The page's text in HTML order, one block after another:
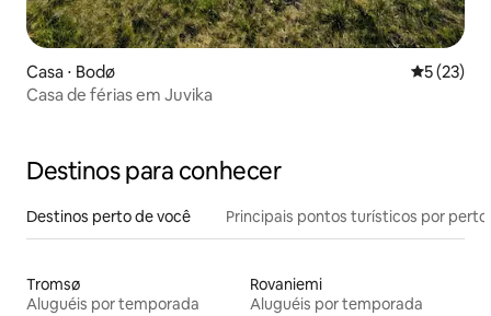
Casa ⋅ Bodø 5 de uma
5 (23)
Casa de férias em Juvika
Destinos para conhecer
Destinos perto de você Principais pontos turísticos por perto
Tromsø
Aluguéis por temporada
Rovaniemi
Aluguéis por temporada